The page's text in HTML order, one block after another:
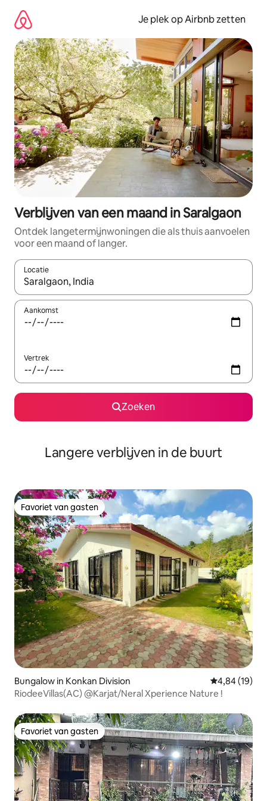
direct
naar
inhoud
Je plek op Airbnb zetten
Verblijven van een maand in Saralgaon
Ontdek langetermijnwoningen die als thuis aanvoelen
voor een maand of langer.
Locatie
Wanneer er resultaten beschikbaar zijn, maak je een keuze
Aankomst
Vertrek
Zoeken
Langere verblijven in de buurt
Favoriet van gasten
Favoriet van gasten
Bungalow in Konkan Division Gemiddelde
4,84 (19)
RiodeeVillas(AC) @Karjat/Neral Xperience Nature !
Favoriet van gasten
Favoriet van gasten